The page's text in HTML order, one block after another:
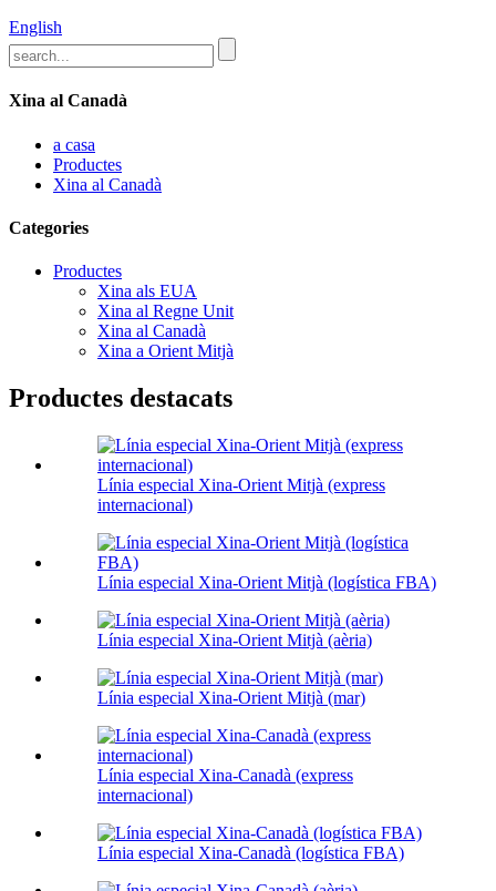
English
Xina al Canadà
a casa
Productes
Xina al Canadà
Categories
Productes
Xina als EUA
Xina al Regne Unit
Xina al Canadà
Xina a Orient Mitjà
Productes destacats
Línia especial Xina-Orient Mitjà (express
internacional)
Línia especial Xina-Orient Mitjà (logística FBA)
Línia especial Xina-Orient Mitjà (aèria)
Línia especial Xina-Orient Mitjà (mar)
Línia especial Xina-Canadà (express
internacional)
Línia especial Xina-Canadà (logística FBA)